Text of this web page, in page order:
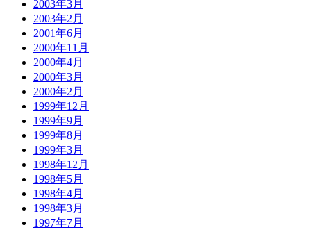
2003年3月
2003年2月
2001年6月
2000年11月
2000年4月
2000年3月
2000年2月
1999年12月
1999年9月
1999年8月
1999年3月
1998年12月
1998年5月
1998年4月
1998年3月
1997年7月